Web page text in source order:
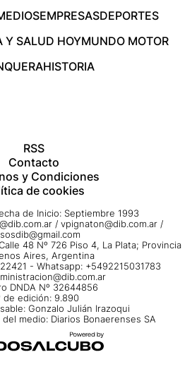
EMPRESASDEPORTES
Y SALUD HOYMUNDO MOTOR
HISTORIA
RSS
Contacto
y Condiciones
de cookies
de Inicio: Septiembre 1993
/ vpignaton@dib.com.ar /
48 Nº 726 Piso 4, La Plata; Provincia
Aires, Argentina
- Whatsapp: +5492215031783
DNDA Nº 32644856
de edición: 9.890
Gonzalo Julián Irazoqui
medio: Diarios Bonaerenses SA